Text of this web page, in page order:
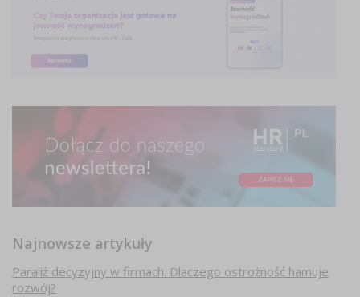
Najnowsze artykuły
Paraliż decyzyjny w firmach. Dlaczego ostrożność hamuje
rozwój?